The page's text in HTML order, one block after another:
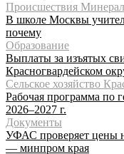
Происшествия
В школе Москвы
почему
Образование
Выплаты за изъятых
Красногвардейском
Сельское хозяйство
Рабочая программа по
2026–2027 г.
Документы
УФАС проверяет цены
— минпром края